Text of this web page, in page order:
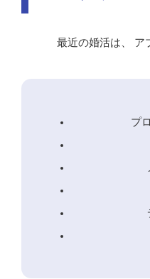
最近の婚活は、 ア
プ